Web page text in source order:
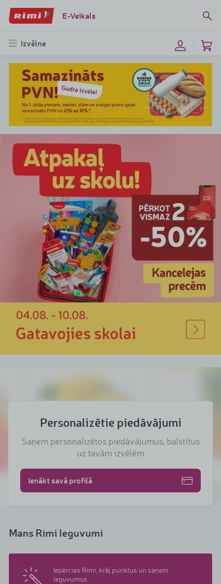
E-Veikals
Izvēlne
Personalizētie piedāvājumi
Saņem personalizētos piedāvājumus, balstītus
uz tavām izvēlēm
Ienākt savā profilā
Mans Rimi Ieguvumi
Iepērcies Rimi, krāj punktus un saņem
ieguvumus.